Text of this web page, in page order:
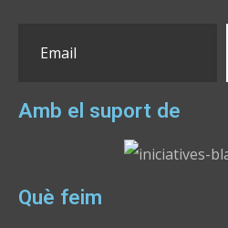
Amb el suport de
Què feim